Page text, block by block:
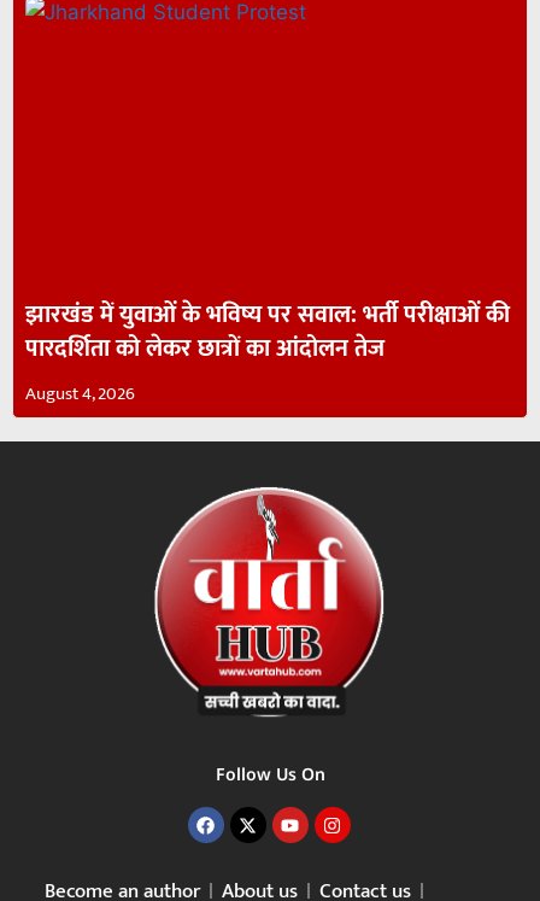
झारखंड में युवाओं के भविष्य पर सवाल: भर्ती परीक्षाओं की
पारदर्शिता को लेकर छात्रों का आंदोलन तेज
August 4, 2026
Follow Us On
Become an author About us Contact us